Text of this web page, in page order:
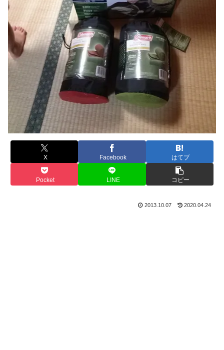
X Facebook はてブ
Pocket LINE コピー
2013.10.07 2020.04.24